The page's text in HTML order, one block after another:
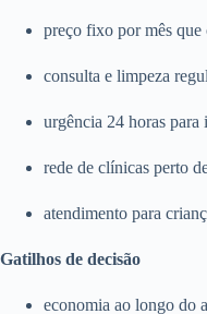
preço fixo por mês que
consulta e limpeza
urgência 24 horas para
rede de clínicas perto
atendimento para
Gatilhos de decisão
economia ao longo do